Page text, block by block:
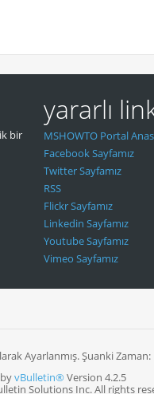
bir
yararlı
MSHOWTO Portal
Facebook Sayfamız
Twitter Sayfamız
RSS
Flickr Sayfamız
Linkedin Sayfamız
Youtube Sayfamız
Vimeo Sayfamız
Ayarlanmış. Şuanki Zaman:
vBulletin®Version 4.2.5
Solutions Inc. All rights